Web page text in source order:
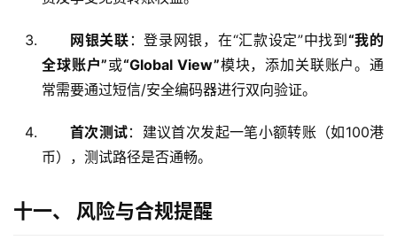
网银关联 ：登录网银，在“汇款设定”中找到 “我的
全球账户”或“Global View”模块，添加关联账户。通
常需要通过短信/安全编码器进行双向验证。
首次测试：建议首次发起一笔小额转账（如100港
币），测试路径是否通畅。
十一、 风险与合规提醒